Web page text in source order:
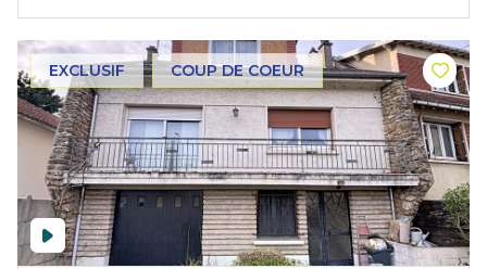
EXCLUSIF COUP DE COEUR